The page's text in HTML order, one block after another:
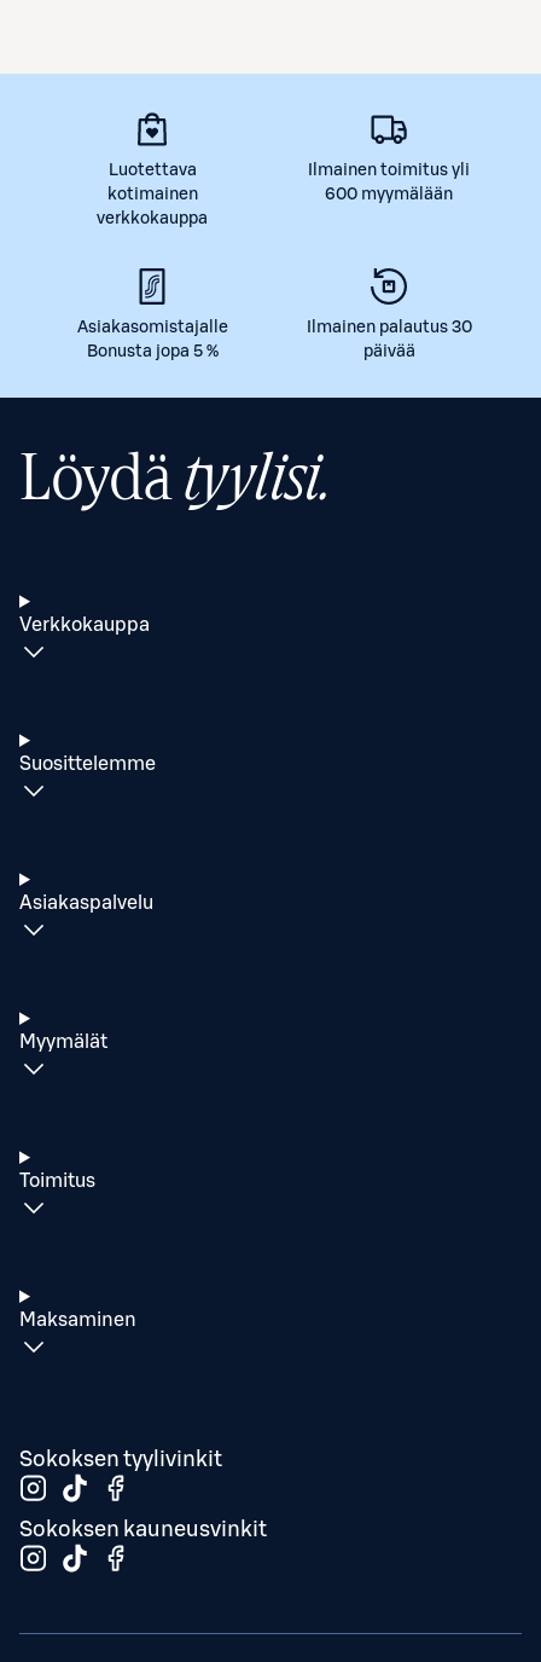
Luotettava
kotimainen
verkkokauppa
Ilmainen toimitus yli
600 myymälään
Asiakasomistajalle
Bonusta jopa 5 %
Ilmainen palautus 30
päivää
Löydätyylisi.
Verkkokauppa
Suosittelemme
Asiakaspalvelu
Myymälät
Toimitus
Maksaminen
Sokoksen tyylivinkit
Sokoksen kauneusvinkit